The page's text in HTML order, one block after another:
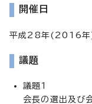
開催日
平成28年(2016年
議題
議題1
会長の選出及び